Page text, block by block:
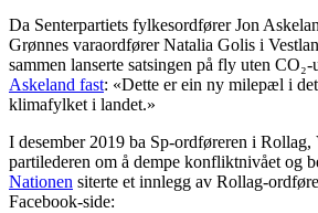
Da Senterpartiets fylkesordfører Jon
Grønnes varaordfører Natalia Golis i
sammen lanserte satsingen på fly uten
Askeland fast: «Dette er ein ny milepæl i
klimafylket i landet.»
I desember 2019 ba Sp-ordføreren i Rollag,
partilederen om å dempe konfliktnivået og
Nationen siterte et innlegg av Rollag-
Facebook-side: